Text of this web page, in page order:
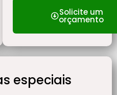
Solicite um
orçamento
especiais